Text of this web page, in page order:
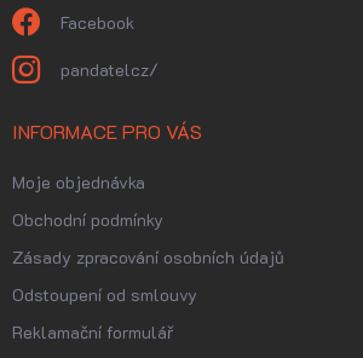
Facebook
pandatelcz/
INFORMACE PRO VÁS
Moje objednávka
Obchodní podmínky
Zásady zpracování osobních údajů
Odstoupení od smlouvy
Reklamační formulář